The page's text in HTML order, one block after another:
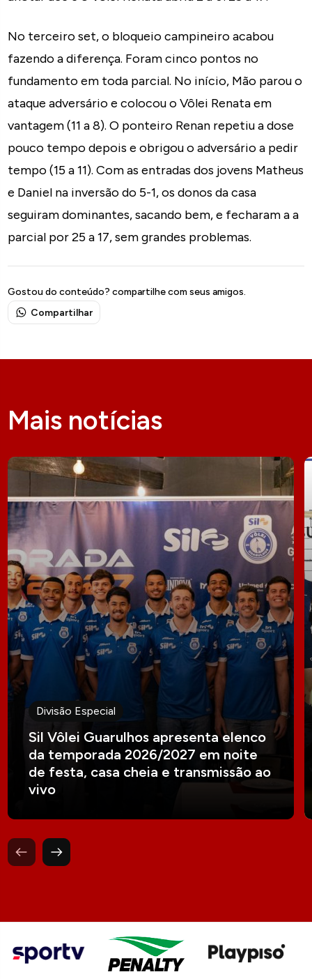
No terceiro set, o bloqueio campineiro acabou
fazendo a diferença. Foram cinco pontos no
fundamento em toda parcial. No início, Mão parou o
ataque adversário e colocou o Vôlei Renata em
vantagem (11 a 8). O ponteiro Renan repetiu a dose
pouco tempo depois e obrigou o adversário a pedir
tempo (15 a 11). Com as entradas dos jovens Matheus
e Daniel na inversão do 5-1, os donos da casa
seguiram dominantes, sacando bem, e fecharam a a
parcial por 25 a 17, sem grandes problemas.
Gostou do conteúdo? compartilhe com seus amigos.
Compartilhar
Mais notícias
Divisão Especial
Sil Vôlei Guarulhos apresenta elenco
da temporada 2026/2027 em noite
de festa, casa cheia e transmissão ao
vivo